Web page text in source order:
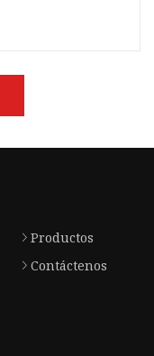
Productos
Contáctenos